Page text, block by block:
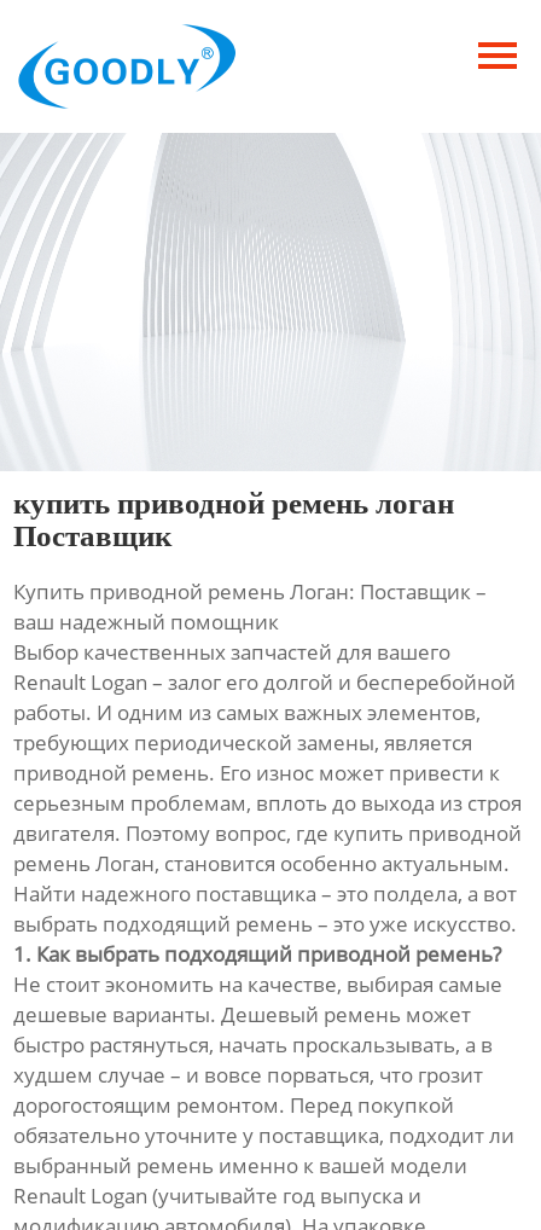
Продукция
ОТРАСЛИ
Категория
Новости
Контакты
купить приводной ремень логан
Поставщик
Купить приводной ремень Логан: Поставщик –
ваш надежный помощник
Выбор качественных запчастей для вашего
Renault Logan – залог его долгой и бесперебойной
работы. И одним из самых важных элементов,
требующих периодической замены, является
приводной ремень. Его износ может привести к
серьезным проблемам, вплоть до выхода из строя
двигателя. Поэтому вопрос, где купить приводной
ремень Логан, становится особенно актуальным.
Найти надежного поставщика – это полдела, а вот
выбрать подходящий ремень – это уже искусство.
1. Как выбрать подходящий приводной ремень?
Не стоит экономить на качестве, выбирая самые
дешевые варианты. Дешевый ремень может
быстро растянуться, начать проскальзывать, а в
худшем случае – и вовсе порваться, что грозит
дорогостоящим ремонтом. Перед покупкой
обязательно уточните у поставщика, подходит ли
выбранный ремень именно к вашей модели
Renault Logan (учитывайте год выпуска и